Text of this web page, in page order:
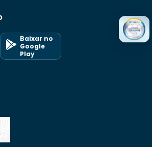
Baixar no
Google
Play